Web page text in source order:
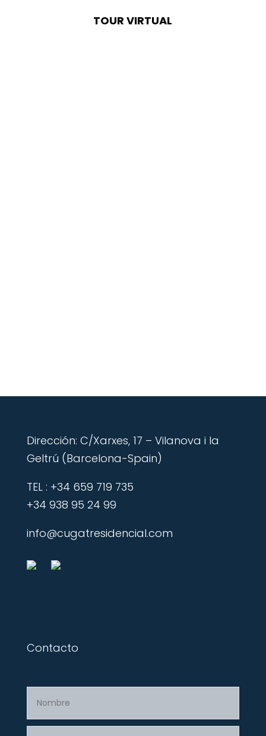
TOUR VIRTUAL
Dirección: C/Xarxes, 17 – Vilanova i la
Geltrú (Barcelona-Spain)
​TEL : +34 659 719 735
+34 938 95 24 99
info@cugatresidencial.com
Contacto